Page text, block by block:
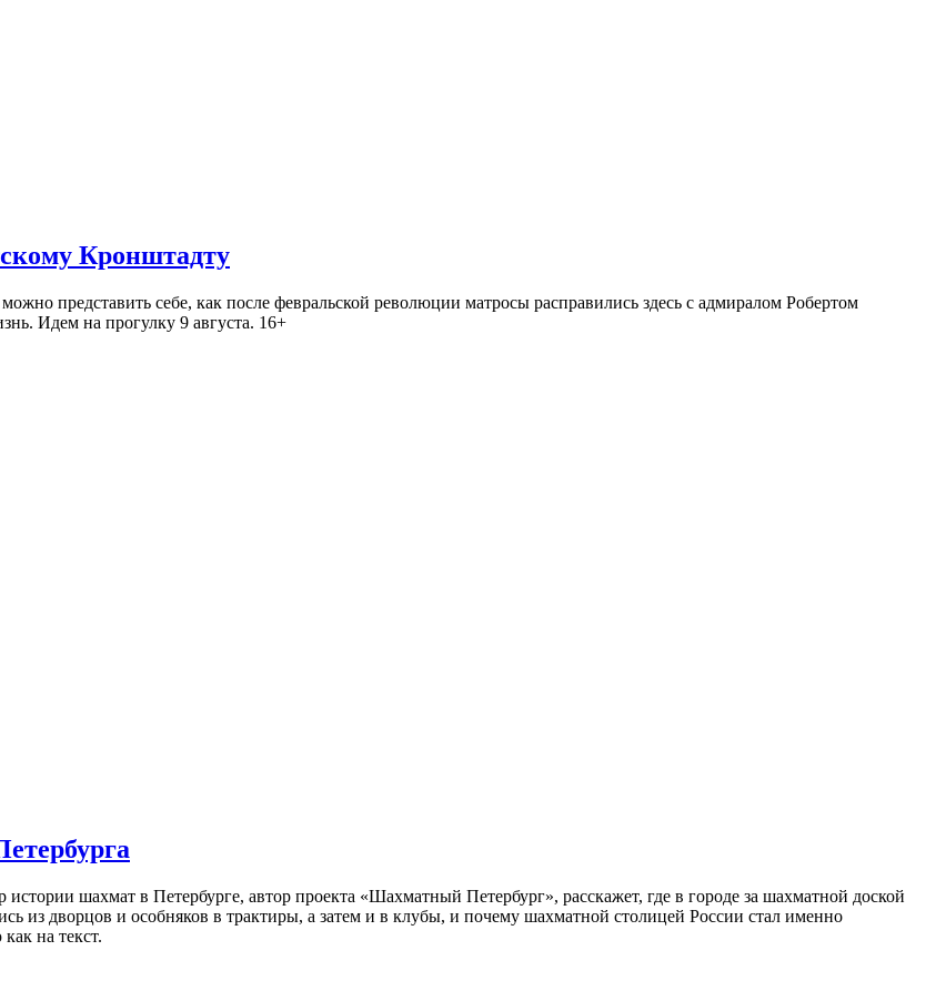
Кронштадту
представить себе, как после февральской революции матросы расправились здесь с адмиралом Робертом
Идем на прогулку 9 августа. 16+
истории шахмат в Петербурге, автор проекта «Шахматный Петербург», расскажет, где в городе за шахматной доской
из дворцов и особняков в трактиры, а затем и в клубы, и почему шахматной столицей России стал именно
на текст.